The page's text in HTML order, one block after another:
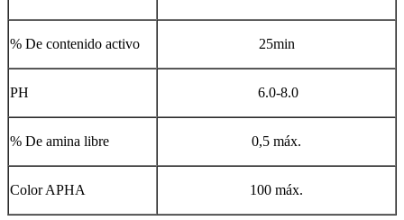
% De contenido activo 25min
PH 6.0-8.0
% De amina libre 0,5 máx.
Color APHA 100 máx.